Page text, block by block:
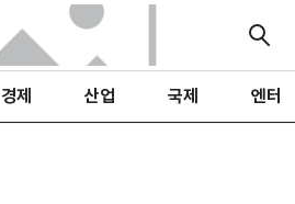
경제 산업 국제 엔터